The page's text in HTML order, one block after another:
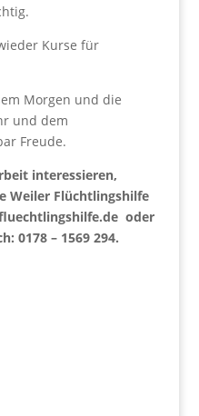
Kurse für
Morgen und die
und dem
Freude.
interessieren,
Weiler Flüchtlingshilfe
oder
0178 – 1569 294.